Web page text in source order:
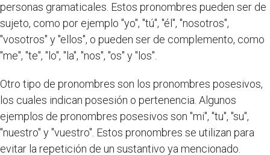
personas gramaticales. Estos pronombres pueden ser de
sujeto, como por ejemplo "yo", "tú", "él", "nosotros",
"vosotros" y "ellos", o pueden ser de complemento, como
"me", "te", "lo", "la", "nos", "os" y "los".
Otro tipo de pronombres son los pronombres posesivos,
los cuales indican posesión o pertenencia. Algunos
ejemplos de pronombres posesivos son "mi", "tu", "su",
"nuestro" y "vuestro". Estos pronombres se utilizan para
evitar la repetición de un sustantivo ya mencionado.